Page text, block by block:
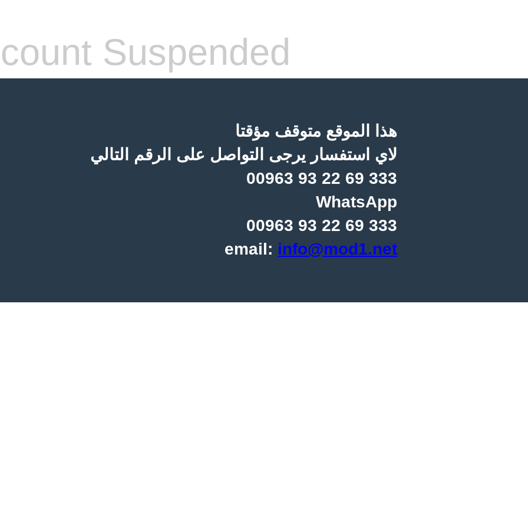
Suspended
هذا الموقع متوقف مؤقتا
لاي استفسار يرجى التواصل على الرقم التالي
00963 93 22 69 333
WhatsApp
00963 93 22 69 333
email: info@mod1.net